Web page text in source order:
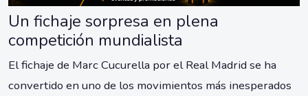
Un fichaje sorpresa en plena
competición mundialista
El fichaje de Marc Cucurella por el Real Madrid se ha
convertido en uno de los movimientos más inesperados